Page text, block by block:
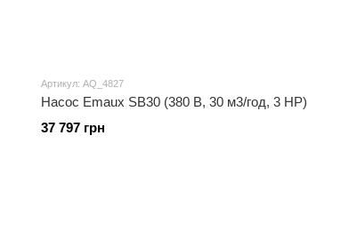
Артикул: AQ_4827
Насос Emaux SB30 (380 В, 30 м3/год, 3 HP)
37 797 грн